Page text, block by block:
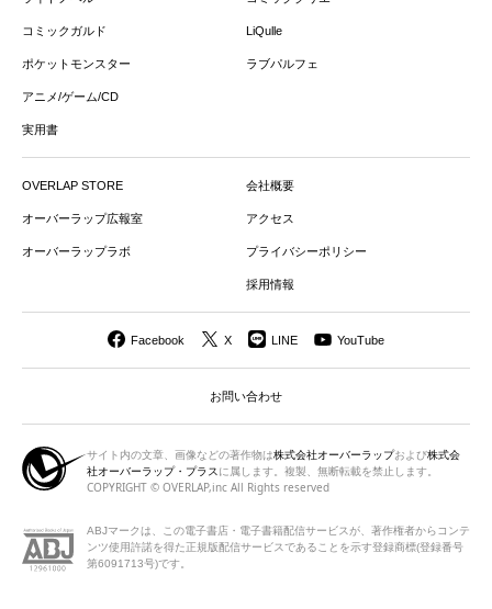
コミックガルド
ポケットモンスター
アニメ/ゲーム/CD
実用書
LiQulle
ラブパルフェ
OVERLAP STORE
オーバーラップ広報室
オーバーラップラボ
会社概要
アクセス
プライバシーポリシー
採用情報
Facebook X LINE YouTube
お問い合わせ
サイト内の文章、画像などの著作物は株式会社オーバーラップおよび株式会
社オーバーラップ・プラス に属します。複製、無断転載を禁止します。
COPYRIGHT © OVERLAP,inc All Rights reserved
ABJマークは、この電子書店・電子書籍配信サービスが、著作権者からコンテ
ンツ使用許諾を得た正規版配信サービスであることを示す登録商標(登録番号
第6091713号)です。